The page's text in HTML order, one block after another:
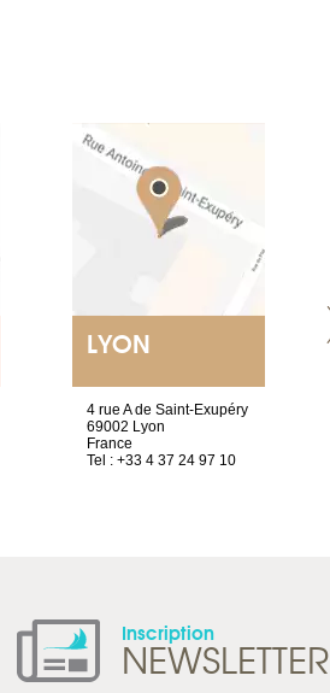
LYON
4 rue A de Saint-Exupéry
69002 Lyon
France
Tel : +33 4 37 24 97 10
Inscription
NEWSLETTER